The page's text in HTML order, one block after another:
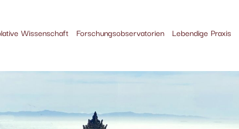
Wissenschaft Forschungsobservatorien Lebendige Praxis